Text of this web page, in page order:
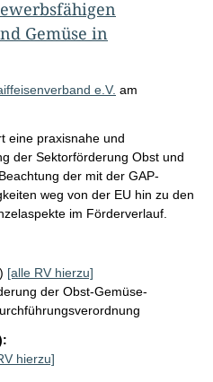
Gemüse in
e.V. am
eine praxisnahe und
der Sektorförderung Obst und
der mit der GAP-
weg von der EU hin zu den
im Förderverlauf.
) [alle RV hierzu]
der Obst-Gemüse-
hierzu]